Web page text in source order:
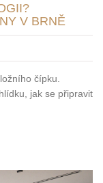
V BRNĚ
čípku.
jak se připravit